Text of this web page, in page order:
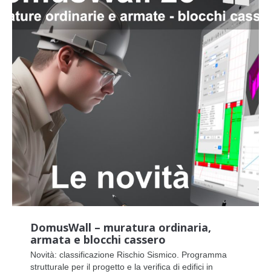
DomusWall – muratura ordinaria,
armata e blocchi cassero
Novità: classificazione Rischio Sismico. Programma
strutturale per il progetto e la verifica di edifici in